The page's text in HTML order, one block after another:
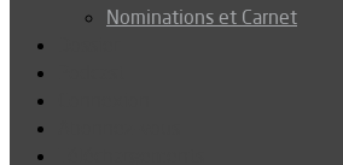
Nominations et Carnet